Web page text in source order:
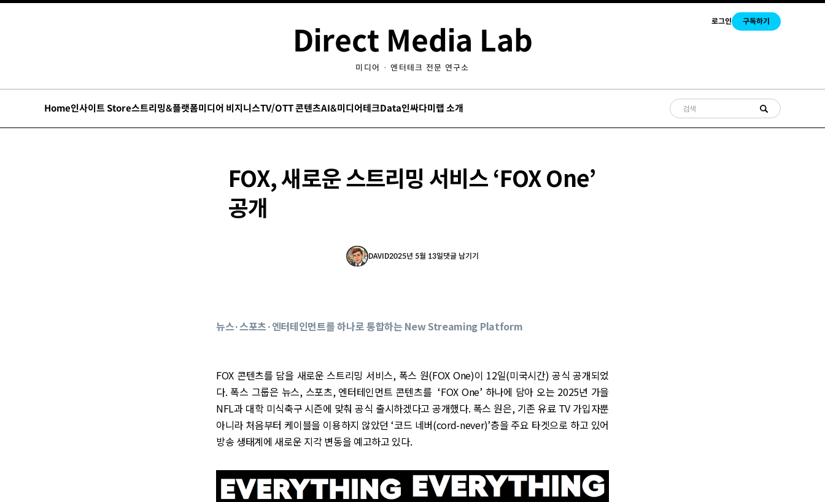
로그인 구독하기
Direct Media Lab
미디어 · 엔터테크 전문 연구소
Home인사이트 Store스트리밍&플랫폼미디어 비지니스TV/OTT 콘텐츠AI&미디어테크Data인싸다미랩 소개
FOX, 새로운 스트리밍 서비스 ‘FOX One’
공개
DAVID2025년 5월 13일댓글 남기기
뉴스·스포츠·엔터테인먼트를 하나로 통합하는 New Streaming Platform
FOX 콘텐츠를 담을 새로운 스트리밍 서비스, 폭스 원(FOX One)이 12일(미국시간) 공식 공개되었
다. 폭스 그룹은 뉴스, 스포츠, 엔터테인먼트 콘텐츠를 ‘FOX One’ 하나에 담아 오는 2025년 가을
NFL과 대학 미식축구 시즌에 맞춰 공식 출시하겠다고 공개했다. 폭스 원은, 기존 유료 TV 가입자뿐
아니라 처음부터 케이블을 이용하지 않았던 ‘코드 네버(cord-never)’층을 주요 타겟으로 하고 있어
방송 생태계에 새로운 지각 변동을 예고하고 있다.